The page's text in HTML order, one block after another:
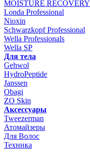
MOISTURE
Londa Professional
Nioxin
Schwarzkopf Professional
Wella Professionals
Wella SP
Для тела
Gehwol
HydroPeptide
Janssen
Obagi
ZO Skin
Aксессуары
Tweezerman
Атомайзеры
Для Волос
Техника